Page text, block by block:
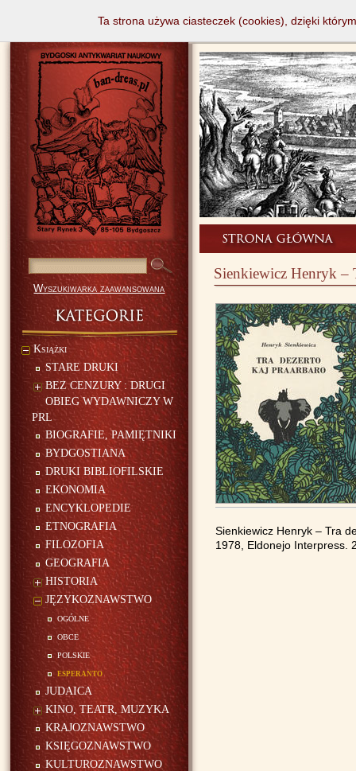
Wyszukiwarka zaawansowana
Książki
STARE DRUKI
BEZ CENZURY : DRUGI
OBIEG WYDAWNICZY W
PRL
BIOGRAFIE, PAMIĘTNIKI
BYDGOSTIANA
DRUKI BIBLIOFILSKIE
EKONOMIA
ENCYKLOPEDIE
ETNOGRAFIA
FILOZOFIA
GEOGRAFIA
HISTORIA
JĘZYKOZNAWSTWO
ogólne
obce
polskie
esperanto
JUDAICA
KINO, TEATR, MUZYKA
KRAJOZNAWSTWO
KSIĘGOZNAWSTWO
KULTUROZNAWSTWO
Sienkiewicz Henryk –
Sienkiewicz Henryk – Tra
1978, Eldonejo Interpress.
Ta strona używa ciasteczek (cookies), dzięki